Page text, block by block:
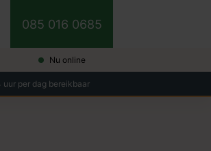
085 016 0685
Nu online
uur per dag bereikbaar